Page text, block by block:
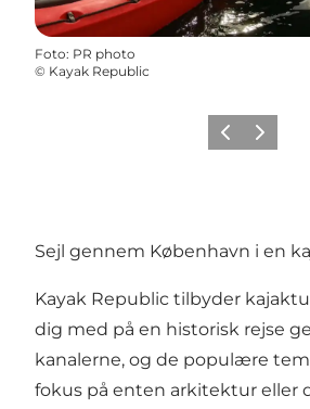
Foto: PR photo
© Kayak Republic
ForrigeNæste
Sejl gennem København i en
Kayak Republic tilbyder
dig med på en historisk rejse
kanalerne, og de populære
fokus på enten arkitektur eller